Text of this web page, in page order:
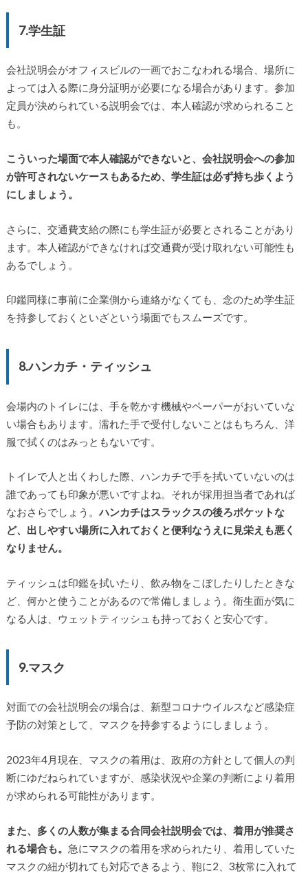
7.学生証
会社説明会がオフィスビルの一画でおこなわれる場合、場所に
よっては入る際に身分証明が必要になる場合があります。参加
定員が決められている説明会では、本人確認が求められること
も。
こういった場面で本人確認ができないと、会社説明会への参加
が許可されないケースもあるため、学生証は必ず持ち歩くよう
にしましょう。
さらに、交通費支給の際にも学生証が必要とされることがあり
ます。本人確認ができなければ交通費が受け取れない可能性も
あるでしょう。
印鑑同様に事前に企業側から連絡がなくても、念のため学生証
を持参しておくといざという場面でもスムーズです。
8.ハンカチ・ティッシュ
会場内のトイレには、手を乾かす機械やペーパーがおいていな
い場合もあります。濡れた手で受付しないことはもちろん、洋
服で拭くのはみっともないです。
トイレで人と出くわした際、ハンカチで手を拭いていないのは
誰であっても印象が悪いですよね。それが採用担当者であれば
なおさらでしょう。ハンカチはスラックスの後ろポケットな
ど、出しやすい場所に入れておくと便利なうえに見栄えも悪く
なりません。
ティッシュは印鑑を拭いたり、飲み物をこぼしたりしたときな
ど、何かと使うことがあるので常備しましょう。衛生面が気に
なる人は、ウェットティッシュも持っておくと安心です。
9.マスク
対面での会社説明会の場合は、新型コロナウイルスなど感染症
予防の対策として、マスクを持参するようにしましょう。
2023年4月現在、マスクの着用は、政府の方針として個人の判
断にゆだねられていますが、感染状況や企業の判断により着用
が求められる可能性があります。
また、多くの人数が集まる合同会社説明会では、着用が推奨さ
れる場合も。 急にマスクの着用を求められたり、着用していた
マスクの紐が切れても対応できるよう、鞄に2、3枚常に入れて